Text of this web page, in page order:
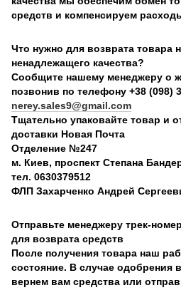
средств и компенсируем
Что нужно для возврата товара
ненадлежащего качества?
Сообщите нашему менеджеру о
позвонив по телефону +38 (098)
nerey.sales9@gmail.com
Тщательно упаковайте товар и
доставки Новая Почта
Отделение №247
м. Киев, проспект Степана
тел. 0630379512
ФЛП Захарченко Андрей
Отправьте менеджеру трек-
для возврата средств
После получения товара наш
состояние. В случае одобрения
вернем вам средства или